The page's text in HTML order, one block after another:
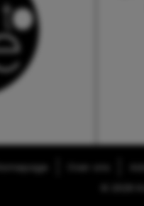
Homepage